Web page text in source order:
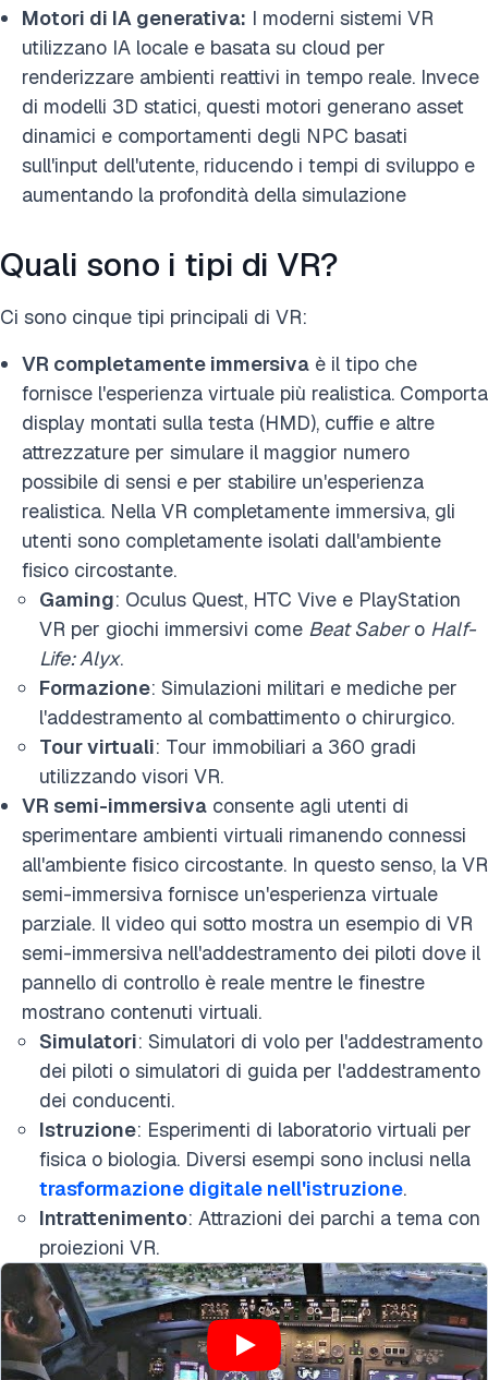
Motori di IA generativa: I moderni sistemi VR
utilizzano IA locale e basata su cloud per
renderizzare ambienti reattivi in tempo reale. Invece
di modelli 3D statici, questi motori generano asset
dinamici e comportamenti degli NPC basati
sull'input dell'utente, riducendo i tempi di sviluppo e
aumentando la profondità della simulazione
Quali sono i tipi di VR?
Ci sono cinque tipi principali di VR:
VR completamente immersiva è il tipo che
fornisce l'esperienza virtuale più realistica. Comporta
display montati sulla testa (HMD), cuffie e altre
attrezzature per simulare il maggior numero
possibile di sensi e per stabilire un'esperienza
realistica. Nella VR completamente immersiva, gli
utenti sono completamente isolati dall'ambiente
fisico circostante.
Gaming: Oculus Quest, HTC Vive e PlayStation
VR per giochi immersivi come Beat Sabero Half-
Life: Alyx.
Formazione: Simulazioni militari e mediche per
l'addestramento al combattimento o chirurgico.
Tour virtuali: Tour immobiliari a 360 gradi
utilizzando visori VR.
VR semi-immersiva consente agli utenti di
sperimentare ambienti virtuali rimanendo connessi
all'ambiente fisico circostante. In questo senso, la VR
semi-immersiva fornisce un'esperienza virtuale
parziale. Il video qui sotto mostra un esempio di VR
semi-immersiva nell'addestramento dei piloti dove il
pannello di controllo è reale mentre le finestre
mostrano contenuti virtuali.
Simulatori: Simulatori di volo per l'addestramento
dei piloti o simulatori di guida per l'addestramento
dei conducenti.
Istruzione: Esperimenti di laboratorio virtuali per
fisica o biologia. Diversi esempi sono inclusi nella
trasformazione digitale nell'istruzione.
Intrattenimento: Attrazioni dei parchi a tema con
proiezioni VR.